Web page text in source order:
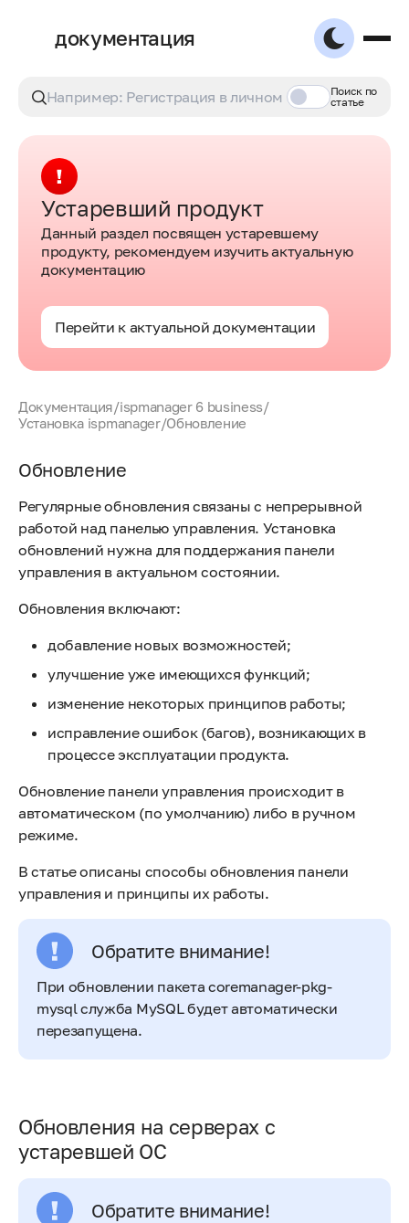
документация
Поиск по
статье
Устаревший продукт
Данный раздел посвящен устаревшему
продукту, рекомендуем изучить актуальную
документацию
Перейти к актуальной документации
Документация/ispmanager 6 business/
Установка ispmanager/Обновление
Обновление
Регулярные обновления связаны с непрерывной
работой над панелью управления. Установка
обновлений нужна для поддержания панели
управления в актуальном состоянии.
Обновления включают:
добавление новых возможностей;
улучшение уже имеющихся функций;
изменение некоторых принципов работы;
исправление ошибок (багов), возникающих в
процессе эксплуатации продукта.
Обновление панели управления происходит в
автоматическом (по умолчанию) либо в ручном
режиме.
В статье описаны способы обновления панели
управления и принципы их работы.
Обратите внимание!
При обновлении пакета coremanager-pkg-
mysql служба MySQL будет автоматически
перезапущена.
Обновления на серверах с
устаревшей ОС
Обратите внимание!